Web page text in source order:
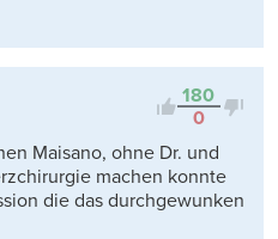
180
0
Maisano, ohne Dr. und
machen konnte
die das durchgewunken